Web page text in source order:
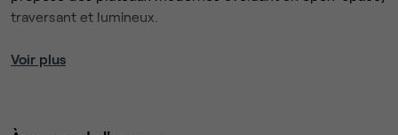
traversant et lumineux.
Lʼimmeuble bénéficie dʼun :
Voir plus